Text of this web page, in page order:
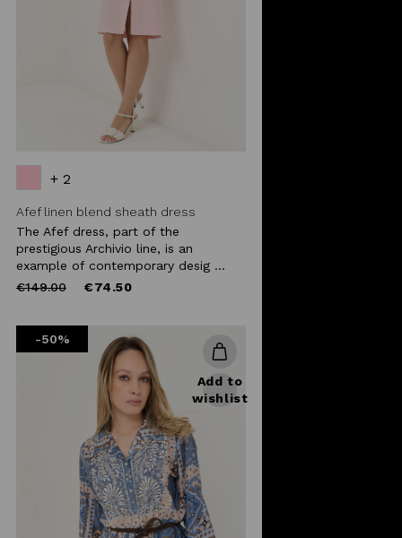
+ 2
Afef linen blend sheath dress
The Afef dress, part of the
prestigious Archivio line, is an
example of contemporary desig ...
Price
€149.00to €74.50
-50%
Add to
wishlist